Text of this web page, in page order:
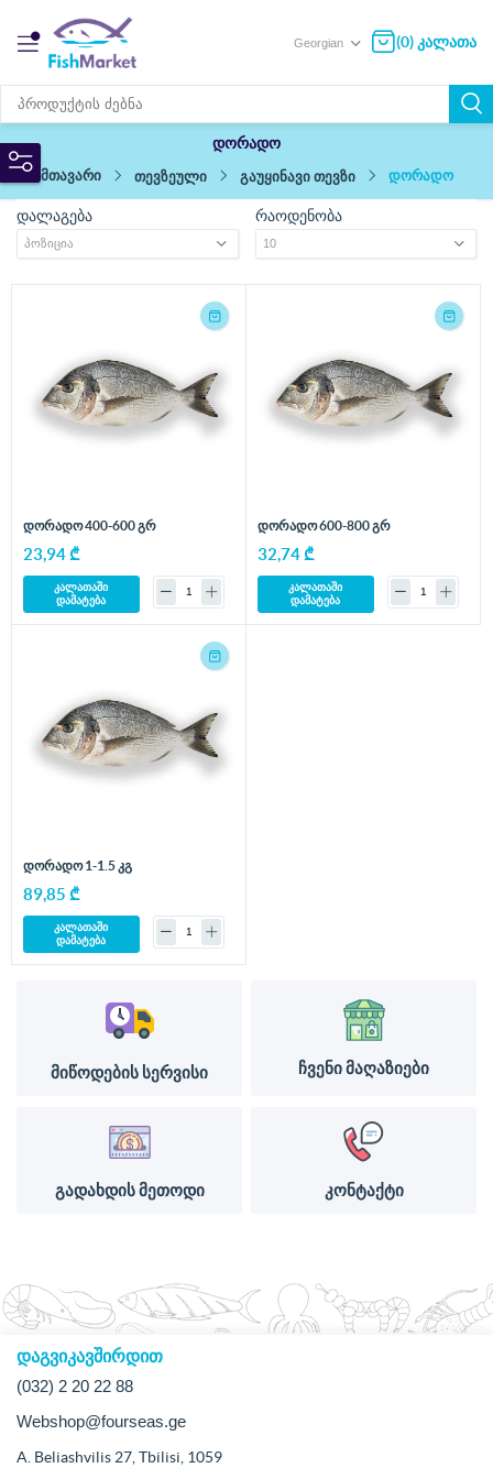
(0) კალათა
დორადო
მთავარი
თევზეული გაუყინავი თევზი დორადო
დალაგება რაოდენობა
დორადო 400-600 გრ
23,94 ₾
კალათაში
დამატება
დორადო 600-800 გრ
32,74 ₾
კალათაში
დამატება
დორადო 1-1.5 კგ
89,85 ₾
კალათაში
დამატება
მიწოდების სერვისი ჩვენი მაღაზიები
გადახდის მეთოდი კონტაქტი
დაგვიკავშირდით
(032) 2 20 22 88
Webshop@fourseas.ge
A. Beliashvilis 27, Tbilisi, 1059